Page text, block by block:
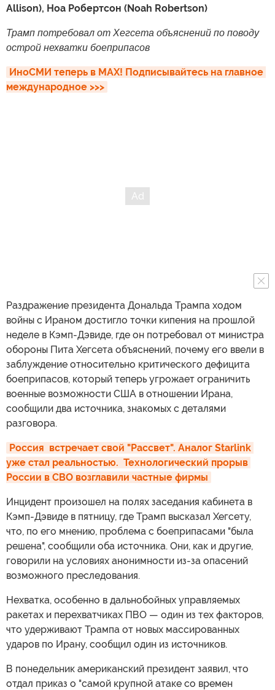
Allison), Ноа Робертсон (Noah Robertson)
Трамп потребовал от Хегсета объяснений по поводу
острой нехватки боеприпасов
ИноСМИ теперь в MAX! Подписывайтесь на главное
международное >>>
Раздражение президента Дональда Трампа ходом
войны с Ираном достигло точки кипения на прошлой
неделе в Кэмп-Дэвиде, где он потребовал от министра
обороны Пита Хегсета объяснений, почему его ввели в
заблуждение относительно критического дефицита
боеприпасов, который теперь угрожает ограничить
военные возможности США в отношении Ирана,
сообщили два источника, знакомых с деталями
разговора.
Россия  встречает свой "Рассвет". Аналог Starlink
уже стал реальностью.  Технологический прорыв
России в СВО возглавили частные фирмы
Инцидент произошел на полях заседания кабинета в
Кэмп-Дэвиде в пятницу, где Трамп высказал Хегсету,
что, по его мнению, проблема с боеприпасами "была
решена", сообщили оба источника. Они, как и другие,
говорили на условиях анонимности из-за опасений
возможного преследования.
Нехватка, особенно в дальнобойных управляемых
ракетах и перехватчиках ПВО — один из тех факторов,
что удерживают Трампа от новых массированных
ударов по Ирану, сообщил один из источников.
В понедельник американский президент заявил, что
отдал приказ о "самой крупной атаке со времен